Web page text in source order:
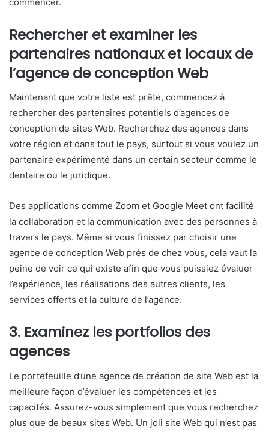
Rechercher et examiner les
partenaires nationaux et locaux de
l’agence de conception Web
Maintenant que votre liste est prête, commencez à
rechercher des partenaires potentiels d’agences de
conception de sites Web. Recherchez des agences dans
votre région et dans tout le pays, surtout si vous voulez un
partenaire expérimenté dans un certain secteur comme le
dentaire ou le juridique.
Des applications comme Zoom et Google Meet ont facilité
la collaboration et la communication avec des personnes à
travers le pays. Même si vous finissez par choisir une
agence de conception Web près de chez vous, cela vaut la
peine de voir ce qui existe afin que vous puissiez évaluer
l’expérience, les réalisations des autres clients, les
services offerts et la culture de l’agence.
3. Examinez les portfolios des
agences
Le portefeuille d’une agence de création de site Web est la
meilleure façon d’évaluer les compétences et les
capacités. Assurez-vous simplement que vous recherchez
plus que de beaux sites Web. Un joli site Web qui n’est pas